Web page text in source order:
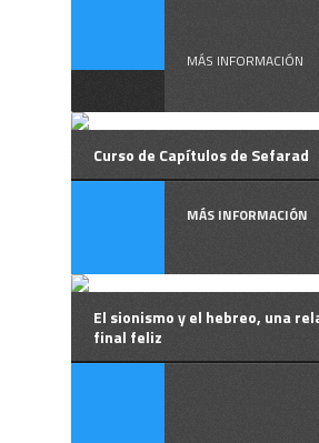
MÁS INFORMACIÓN
Curso de Capítulos de Sefarad
MÁS INFORMACIÓN
El sionismo y el hebreo, una
final feliz